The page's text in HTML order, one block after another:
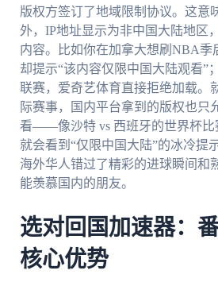
版权方签订了地域限制协议。这意
外，IP地址显示为非中国大陆地区
内容。比如你在加拿大想刷NBA季
却提示“该内容仅限中国大陆观看”
联赛，爱奇艺体育直接拒绝加载。
际赛事，国内平台拿到的版权也只
看——像沙特 vs 西班牙的世界杯比
就会看到“仅限中国大陆”的冰冷提
海外华人错过了精彩的进球瞬间和
能羡慕国内的朋友。
选对回国加速器：
核心优势